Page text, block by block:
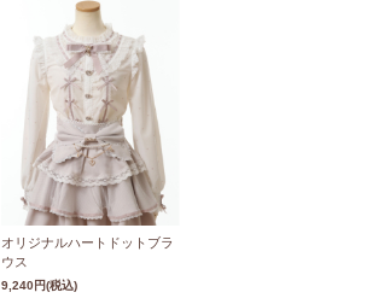
オリジナルハートドットブラ
ウス
9,240円(税込)